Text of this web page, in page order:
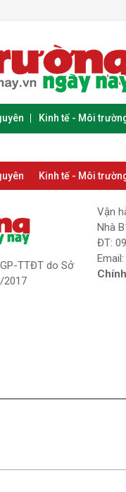
Kinh tế - Môi
Kinh tế - Môi
TTĐT do Sở
2017
Vận
Nhà
ĐT: